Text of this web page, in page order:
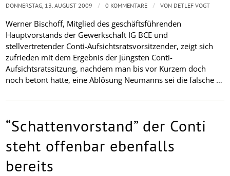
Werner Bischoff, Mitglied des geschäftsführenden
Hauptvorstands der Gewerkschaft IG BCE und
stellvertretender Conti-Aufsichtsratsvorsitzender, zeigt sich
zufrieden mit dem Ergebnis der jüngsten Conti-
Aufsichtsratssitzung, nachdem man bis vor Kurzem doch
noch betont hatte, eine Ablösung Neumanns sei die falsche …
DONNERSTAG, 13. AUGUST 2009 / 0 KOMMENTARE / VON DETLEF VOGT
“Schattenvorstand” der Conti
steht offenbar ebenfalls
bereits